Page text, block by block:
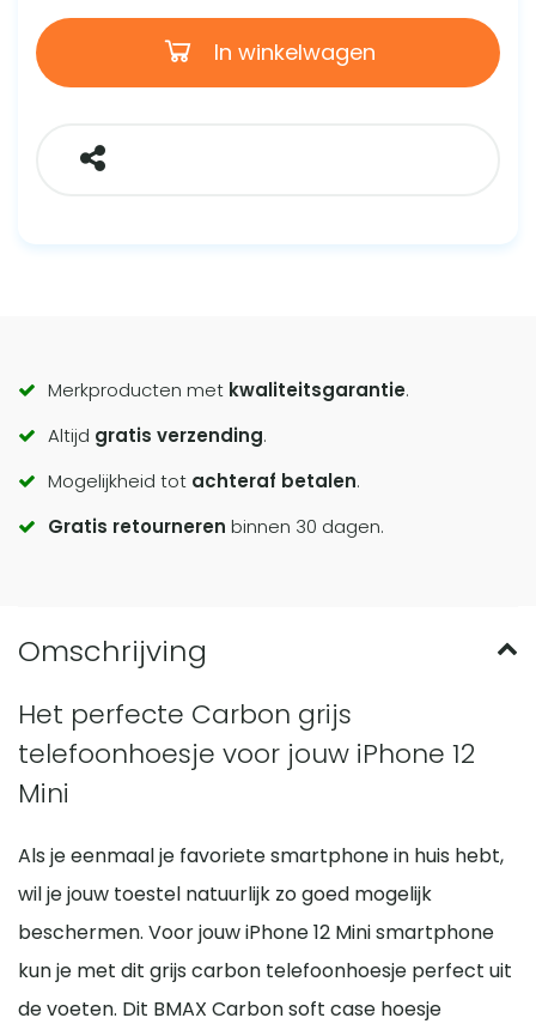
In winkelwagen
Call
to
actions
Merkproducten met kwaliteitsgarantie.
Altijd gratis verzending.
Mogelijkheid tot achteraf betalen.
Gratis retourneren binnen 30 dagen.
Het perfecte Carbon grijs
telefoonhoesje voor jouw iPhone 12
Mini
Als je eenmaal je favoriete smartphone in huis hebt,
wil je jouw toestel natuurlijk zo goed mogelijk
beschermen. Voor jouw iPhone 12 Mini smartphone
kun je met dit grijs carbon telefoonhoesje perfect uit
de voeten. Dit BMAX Carbon soft case hoesje